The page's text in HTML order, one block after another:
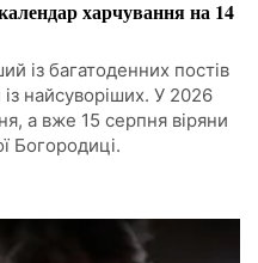
харчування на 14
із багатоденних постів
найсуворіших. У 2026
а вже 15 серпня віряни
Богородиці.